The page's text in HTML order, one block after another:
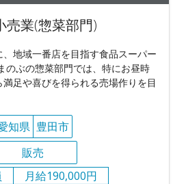
売業(惣菜部門)
地域一番店を目指す食品スーパー
のぶの惣菜部門では、特にお昼時
足や喜びを得られる売場作りを目
知県 豊田市
販売
月給190,000円